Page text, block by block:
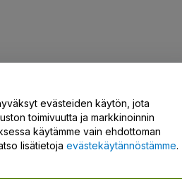
meihin yhteyttä
evästeiden käytön, jota
toimivuutta ja markkinoinnin
käytämme vain ehdottoman
lisätietoja evästekäytännöstämme.